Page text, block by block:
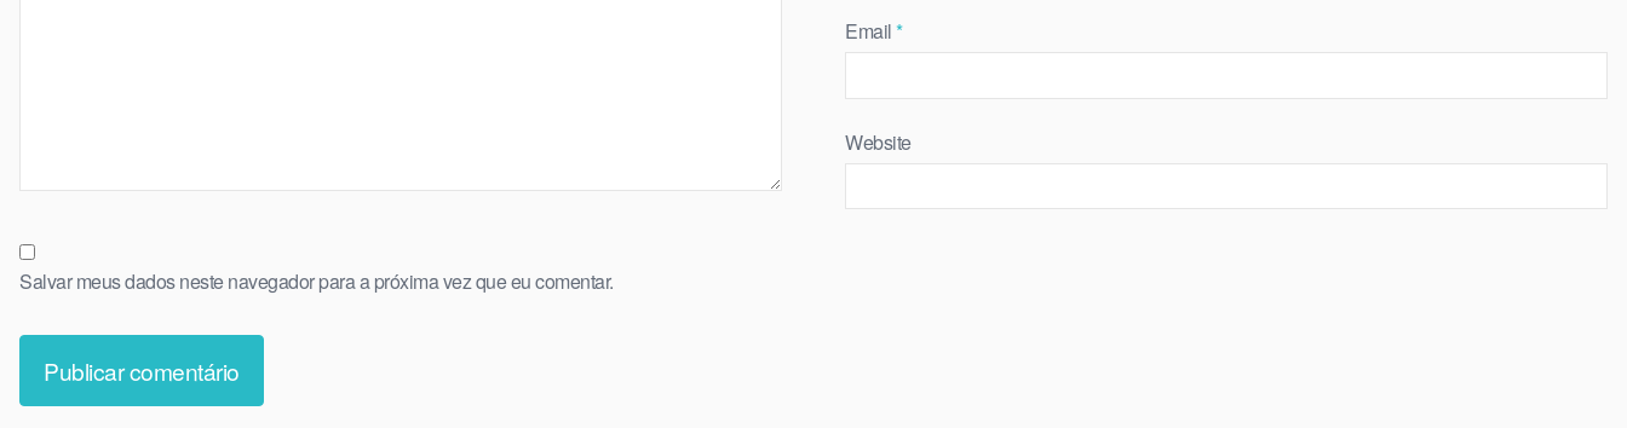
Email*
Website
Salvar meus dados neste navegador para a próxima vez que eu comentar.